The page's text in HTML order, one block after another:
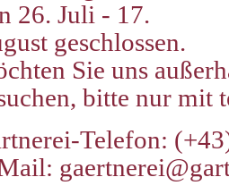
26. Juli - 17.
geschlossen.
Sie uns
bitte nur mit
Telefon: